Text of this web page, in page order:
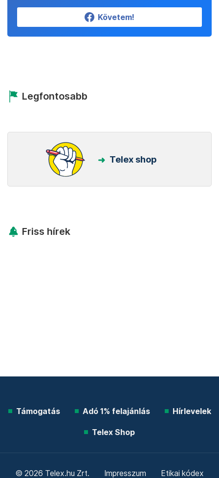
Követem!
Legfontosabb
Telex shop
Friss hírek
Támogatás Adó 1% felajánlás Hírlevelek
Telex Shop
© 2026 Telex.hu Zrt. Impresszum Etikai kódex